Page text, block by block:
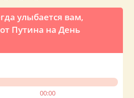
улыбается вам,
Путина на День
00:00